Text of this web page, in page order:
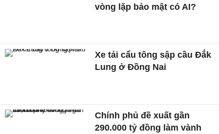
vòng lặp bảo mật có AI?
Xe tải cẩu tông sập cầu Đắk
Lung ở Đồng Nai
Chính phủ đề xuất gần
290.000 tỷ đồng làm vành